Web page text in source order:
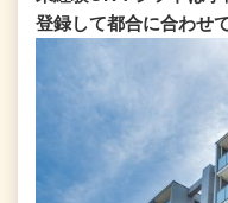
登録して都合に合わせ